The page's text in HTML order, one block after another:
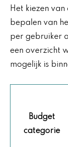
Het kiezen
bepalen van
per gebruiker
een overzicht
mogelijk is
Budget
categorie